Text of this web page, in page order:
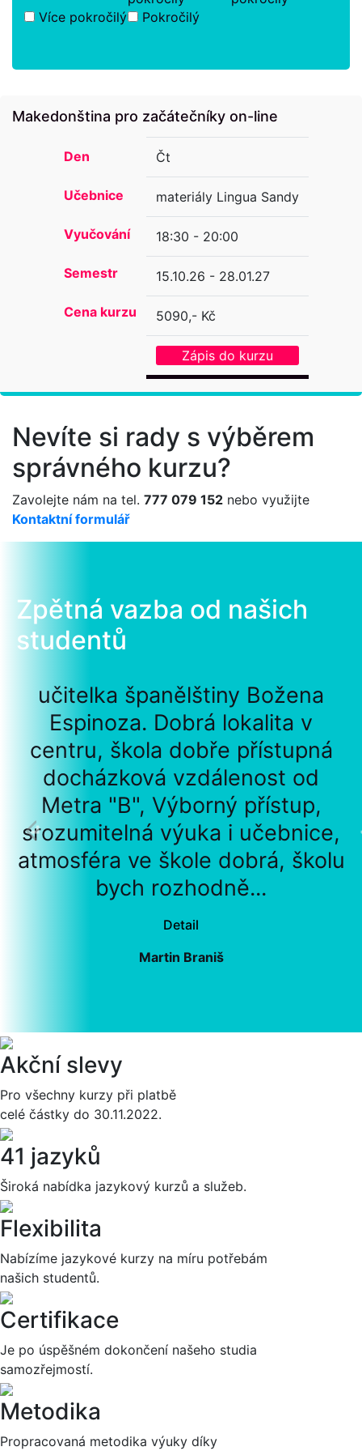
Více pokročilý
Pokročilý
Makedonština pro začátečníky on-line
Den
Učebnice
Vyučování
Semestr
Cena kurzu
Čt
materiály Lingua Sandy
18:30 - 20:00
15.10.26 - 28.01.27
5090,- Kč
Zápis do kurzu
Nevíte si rady s výběrem
správného kurzu?
Zavolejte nám na tel. 777 079 152 nebo využijte
Kontaktní formulář
Zpětná vazba od našich
studentů
učitelka španělštiny Božena
Espinoza. Dobrá lokalita v
centru, škola dobře přístupná
docházková vzdálenost od
Metra "B", Výborný přístup,
srozumitelná výuka i učebnice,
atmosféra ve škole dobrá, školu
bych rozhodně...
Detail
Martin Braniš
Akční slevy
Pro všechny kurzy při platbě
celé částky do 30.11.2022.
41 jazyků
Široká nabídka jazykový kurzů a služeb.
Flexibilita
Nabízíme jazykové kurzy na míru potřebám
našich studentů.
Certifikace
Je po úspěšném dokončení našeho studia
samozřejmostí.
Metodika
Propracovaná metodika výuky díky